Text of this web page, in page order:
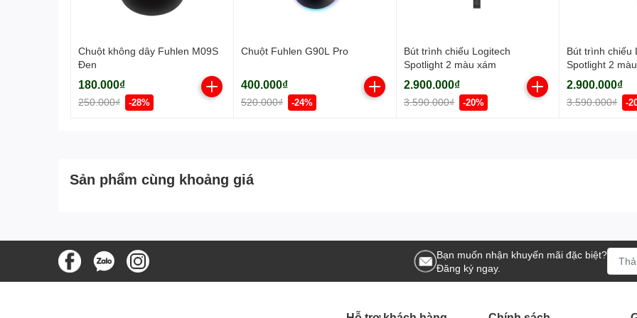
Chuột không dây Fuhlen M09S
Đen
180.000₫
250.000₫ -28%
Chuột Fuhlen G90L Pro
400.000₫
520.000₫ -24%
Bút trình chiếu Logitech
Spotlight 2 màu xám
2.900.000₫
3.590.000₫ -20%
Bút trình chiếu
Spotlight 2
2.900.000₫
3.590.000₫ -
Sản phẩm cùng khoảng giá
Bạn muốn nhận khuyến mãi đặc biệt?
Đăng ký ngay.